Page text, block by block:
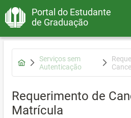
Portal do Estudante
de Graduação
Serviços sem
Autenticação
Requerimento de
Matrícula